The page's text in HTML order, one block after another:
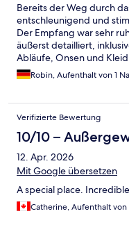
Bereits der Weg durch
entschleunigend und
Der Empfang war sehr
äußerst detailliert,
Abläufe, Onsen und
und gut aufgehoben.
privaten Onsen, was den
allen Bereichen aus
auch auf sinnlicher
gehörten eine Yukata
Baumwollgewand) sowie
bewusst Teil der
den Rhythmus und die
das Frühstück,
sehr stimmig aufgebaut.
Robin, Aufenthalt von 1
Verifizierte Bewertung
10/10 –
12. Apr. 2026
Mit Google übersetzen
A special place.
Catherine, Aufenthalt